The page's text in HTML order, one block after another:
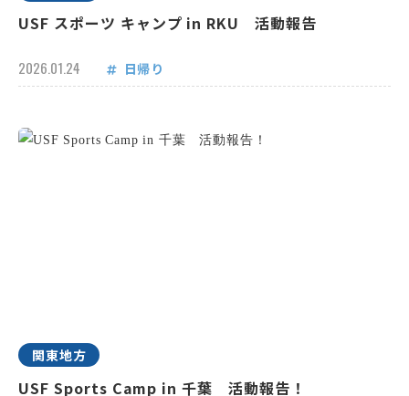
USF スポーツ キャンプ in RKU 活動報告
2026.01.24 日帰り
関東地方
USF Sports Camp in 千葉 活動報告！